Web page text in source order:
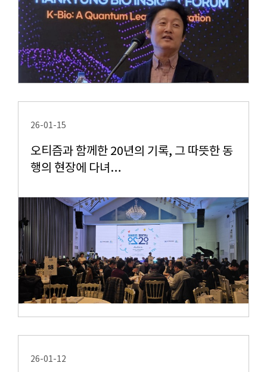
26-01-15
오티즘과 함께한 20년의 기록, 그 따뜻한 동
행의 현장에 다녀…
26-01-12